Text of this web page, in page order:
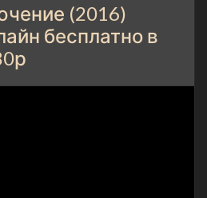
(2016)
бесплатно в